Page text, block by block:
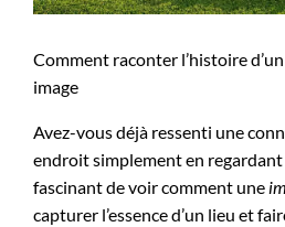
Comment raconter l’histoire
image
Avez-vous déjà ressenti une
endroit simplement en regardant
fascinant de voir comment une
capturer l’essence d’un lieu et